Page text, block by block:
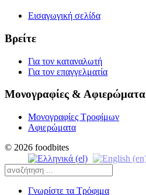
Εισαγωγική σελίδα
Βρείτε
Για τον καταναλωτή
Για τον επαγγελματία
Μονογραφίες & Αφιερώματα
Μονογραφίες Τροφίμων
Αφιερώματα
© 2026 foodbites
Γνωρίστε τα Τρόφιμα